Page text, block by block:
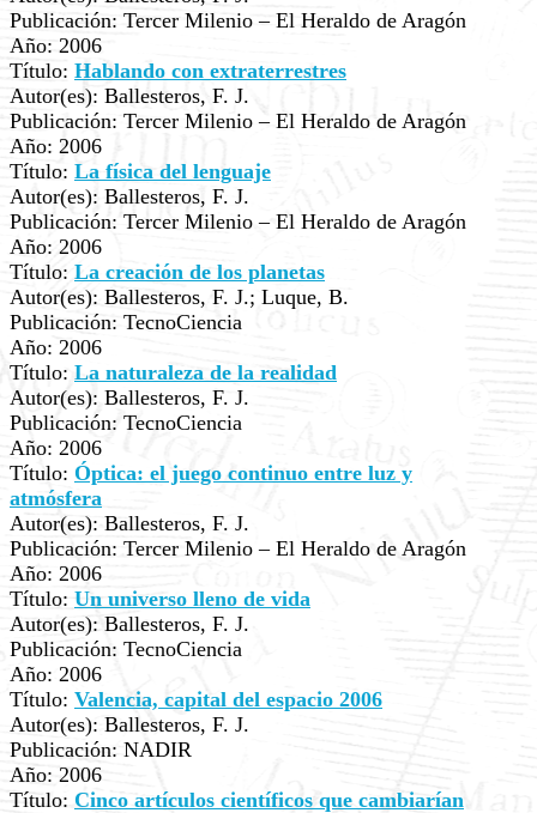
Publicación: Tercer Milenio – El Heraldo de Aragón
Año: 2006
Título: Hablando con extraterrestres
Autor(es): Ballesteros, F. J.
Publicación: Tercer Milenio – El Heraldo de Aragón
Año: 2006
Título: La física del lenguaje
Autor(es): Ballesteros, F. J.
Publicación: Tercer Milenio – El Heraldo de Aragón
Año: 2006
Título: La creación de los planetas
Autor(es): Ballesteros, F. J.; Luque, B.
Publicación: TecnoCiencia
Año: 2006
Título: La naturaleza de la realidad
Autor(es): Ballesteros, F. J.
Publicación: TecnoCiencia
Año: 2006
Título: Óptica: el juego continuo entre luz y
atmósfera
Autor(es): Ballesteros, F. J.
Publicación: Tercer Milenio – El Heraldo de Aragón
Año: 2006
Título: Un universo lleno de vida
Autor(es): Ballesteros, F. J.
Publicación: TecnoCiencia
Año: 2006
Título: Valencia, capital del espacio 2006
Autor(es): Ballesteros, F. J.
Publicación: NADIR
Año: 2006
Título: Cinco artículos científicos que cambiarían